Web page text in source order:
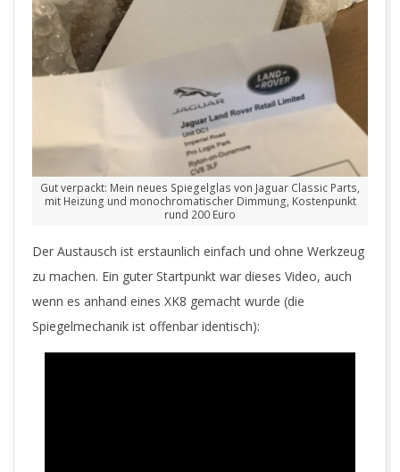
Gut verpackt: Mein neues Spiegelglas von Jaguar Classic Parts,
mit Heizung und monochromatischer Dimmung, Kostenpunkt
rund 200 Euro
Der Austausch ist erstaunlich einfach und ohne Werkzeug
zu machen. Ein guter Startpunkt war dieses Video, auch
wenn es anhand eines XK8 gemacht wurde (die
Spiegelmechanik ist offenbar identisch):